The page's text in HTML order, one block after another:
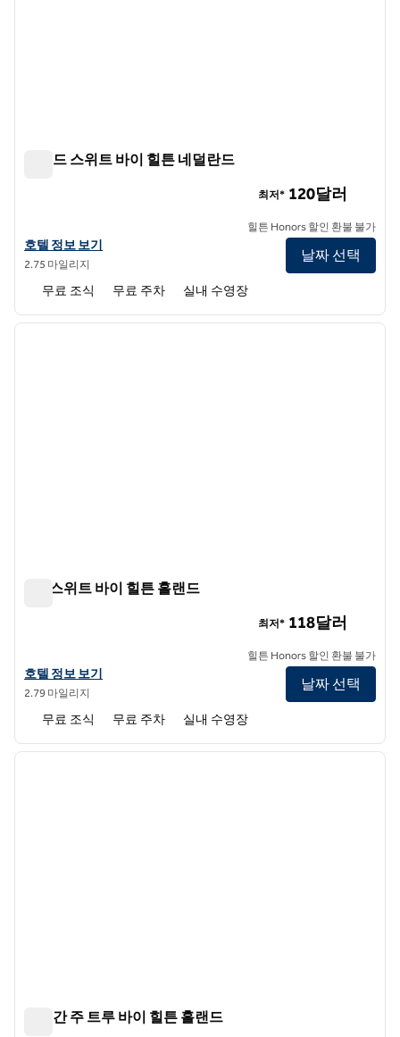
홈우드 스위트 바이 힐튼 네덜란드
홈우드 스위트 바이 힐튼 네덜란드의 호텔 정보 보기
호텔 정보 보기
2.75 마일리지
최저* 120달러
힐튼 Honors 할인 환불 불가
날짜 선택
무료 조식 무료 주차 실내 수영장
1/12
다음
홈2 스위트 바이 힐튼 홀랜드
홈2 스위트 바이 힐튼 네덜란드의 호텔 정보 보기
호텔 정보 보기
2.79 마일리지
최저* 118달러
힐튼 Honors 할인 환불 불가
날짜 선택
무료 조식 무료 주차 실내 수영장
1/12
다음
미시간 주 트루 바이 힐튼 홀랜드